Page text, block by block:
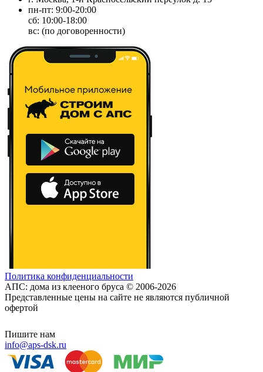
пн-пт: 9:00-20:00
сб: 10:00-18:00
вс: (по договоренности)
Политика конфиденциальности
АПС: дома из клееного бруса © 2006-2026
Представленные цены на сайте не являются публичной
офертой
Пишите нам
info@aps-dsk.ru